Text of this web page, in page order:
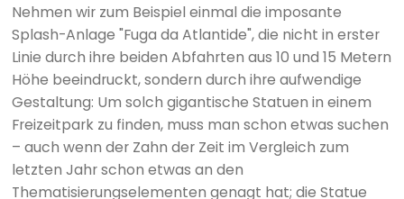
Nehmen wir zum Beispiel einmal die imposante
Splash-Anlage "Fuga da Atlantide", die nicht in erster
Linie durch ihre beiden Abfahrten aus 10 und 15 Metern
Höhe beeindruckt, sondern durch ihre aufwendige
Gestaltung: Um solch gigantische Statuen in einem
Freizeitpark zu finden, muss man schon etwas suchen
– auch wenn der Zahn der Zeit im Vergleich zum
letzten Jahr schon etwas an den
Thematisierungselementen genagt hat; die Statue